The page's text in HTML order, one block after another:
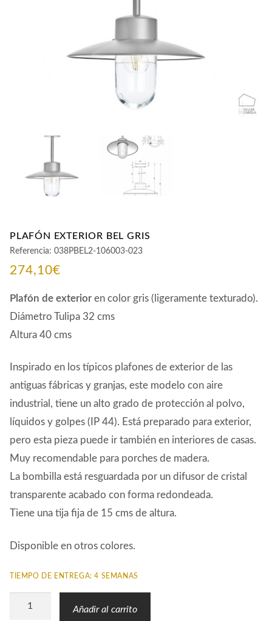
PLAFÓN EXTERIOR BEL GRIS
Referencia: 038PBEL2-106003-023
274,10€
Plafón de exterior en color gris (ligeramente texturado).
Diámetro Tulipa 32 cms
Altura 40 cms
Inspirado en los típicos plafones de exterior de las
antiguas fábricas y granjas, este modelo con aire
industrial, tiene un alto grado de protección al polvo,
líquidos y golpes (IP 44). Está preparado para exterior,
pero esta pieza puede ir también en interiores de casas.
Muy recomendable para porches de madera.
La bombilla está resguardada por un difusor de cristal
transparente acabado con forma redondeada.
Tiene una tija fija de 15 cms de altura.
Disponible en otros colores.
TIEMPO DE ENTREGA: 4 SEMANAS
Plafón
Añadir al carrito